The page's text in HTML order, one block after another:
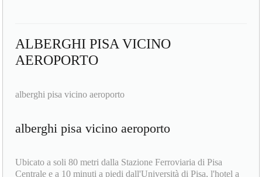
ALBERGHI PISA VICINO
AEROPORTO
alberghi pisa vicino aeroporto
alberghi pisa vicino aeroporto
Ubicato a soli 80 metri dalla Stazione Ferroviaria di Pisa
Centrale e a 10 minuti a piedi dall'Università di Pisa, l'hotel a